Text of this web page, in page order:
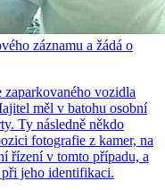
záznamu a žádá o
vozidla
měl v batohu osobní
Ty následně někdo
fotografie z kamer, na
řízení v tomto případu, a
při jeho identifikaci.